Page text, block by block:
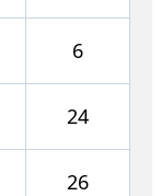
6
24
26